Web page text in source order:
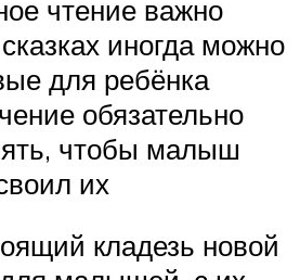
чтение важно
иногда можно
для ребёнка
обязательно
чтобы малыш
их
кладезь новой